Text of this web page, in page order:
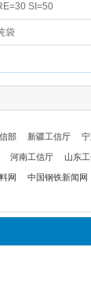
SI=50
袋
部 新疆工信厅
河南工信厅 山东
网 中国钢铁新闻网